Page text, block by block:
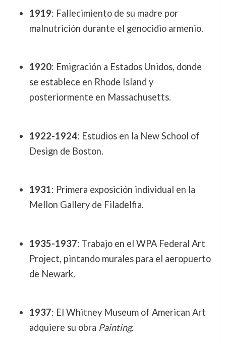
1919: Fallecimiento de su madre por
malnutrición durante el genocidio armenio.
1920: Emigración a Estados Unidos, donde
se establece en Rhode Island y
posteriormente en Massachusetts.
1922-1924: Estudios en la New School of
Design de Boston.
1931: Primera exposición individual en la
Mellon Gallery de Filadelfia.
1935-1937: Trabajo en el WPA Federal Art
Project, pintando murales para el aeropuerto
de Newark.
1937: El Whitney Museum of American Art
adquiere su obra Painting.